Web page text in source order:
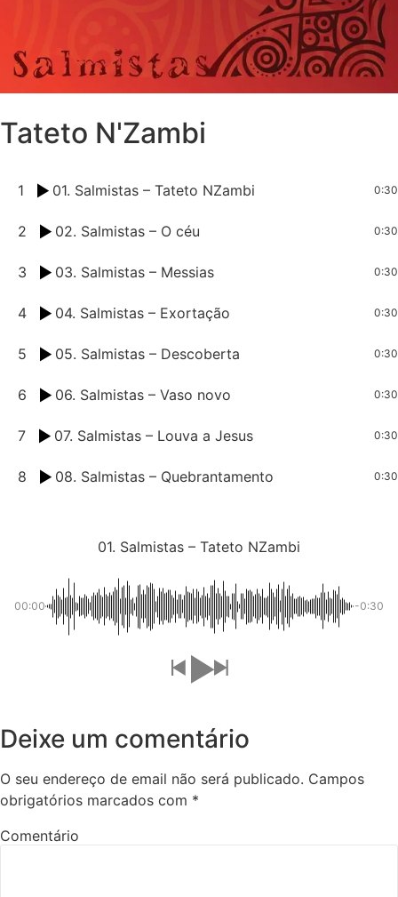
Tateto N'Zambi
1 01. Salmistas – Tateto NZambi 0:30
2 02. Salmistas – O céu 0:30
3 03. Salmistas – Messias 0:30
4 04. Salmistas – Exortação 0:30
5 05. Salmistas – Descoberta 0:30
6 06. Salmistas – Vaso novo 0:30
7 07. Salmistas – Louva a Jesus 0:30
8 08. Salmistas – Quebrantamento 0:30
01. Salmistas – Tateto NZambi
00:00 -0:30
Deixe um comentário
O seu endereço de email não será publicado. Campos
obrigatórios marcados com *
Comentário